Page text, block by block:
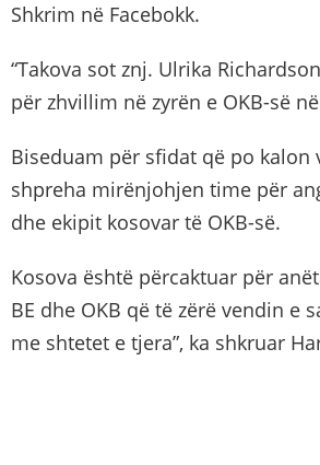
Shkrim në Facebokk.
“Takova sot znj. Ulrika
për zhvillim në zyrën e OKB-së
Biseduam për sfidat që po kalon
shpreha mirënjohjen time për
dhe ekipit kosovar të OKB-së.
Kosova është përcaktuar për
BE dhe OKB që të zërë vendin e
me shtetet e tjera”, ka shkruar